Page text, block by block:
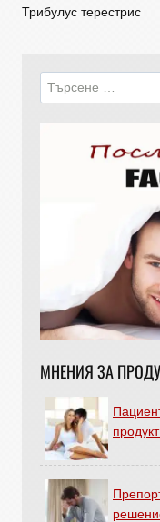
Трибулус терестрис
МНЕНИЯ ЗА